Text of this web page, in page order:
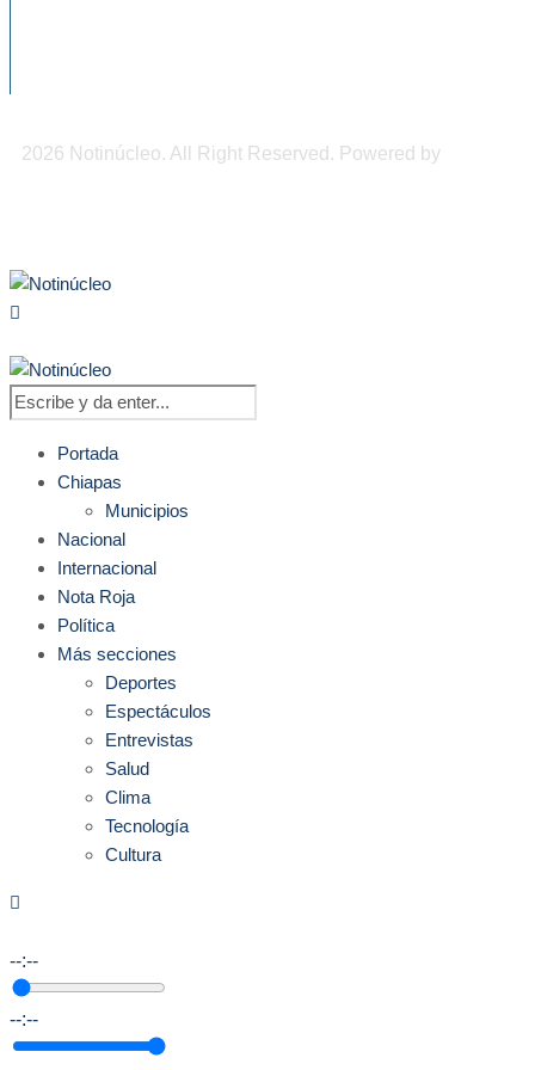
2026 Notinúcleo. All Right Reserved. Powered by
Portada
Chiapas
Municipios
Nacional
Internacional
Nota Roja
Política
Más secciones
Deportes
Espectáculos
Entrevistas
Salud
Clima
Tecnología
Cultura
--:--
--:--